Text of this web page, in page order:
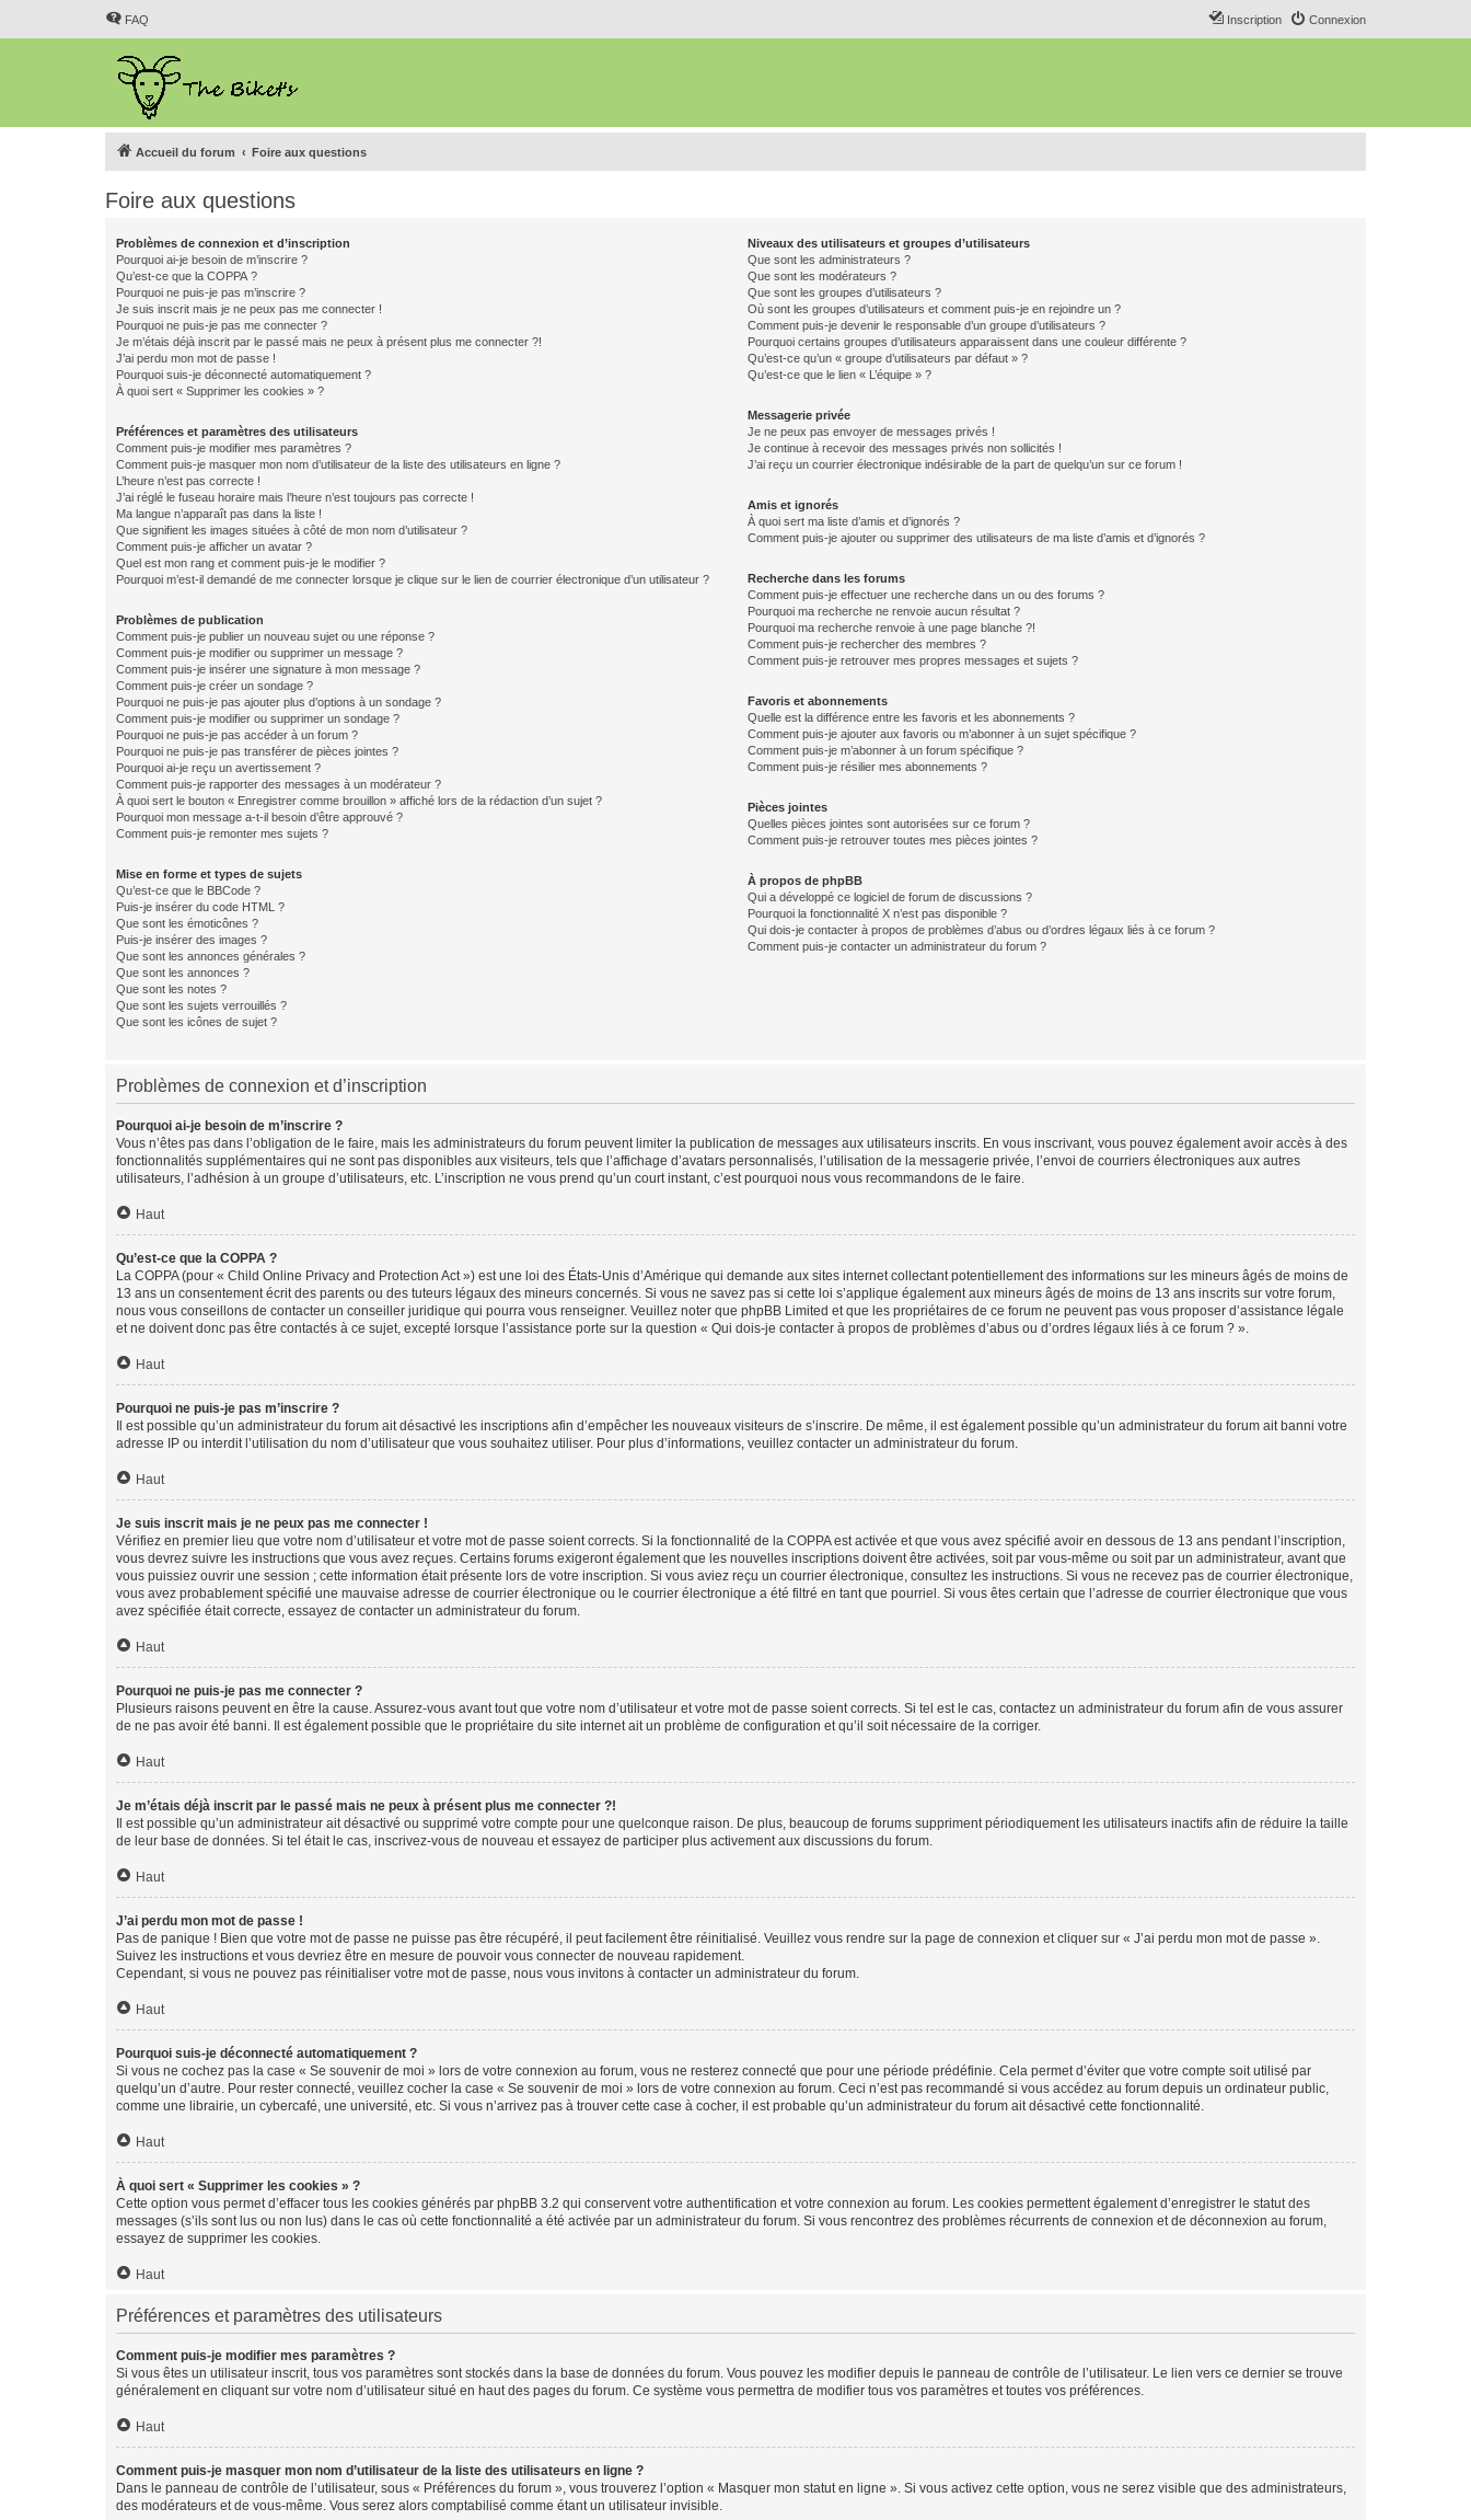
FAQ Connexion
Inscription
Accueil du forum Foire aux questions
Foire aux questions
Problèmes de connexion et d’inscription
Pourquoi ai-je besoin de m’inscrire ?
Qu’est-ce que la COPPA ?
Pourquoi ne puis-je pas m’inscrire ?
Je suis inscrit mais je ne peux pas me connecter !
Pourquoi ne puis-je pas me connecter ?
Je m’étais déjà inscrit par le passé mais ne peux à présent plus me connecter ?!
J’ai perdu mon mot de passe !
Pourquoi suis-je déconnecté automatiquement ?
À quoi sert « Supprimer les cookies » ?
Préférences et paramètres des utilisateurs
Comment puis-je modifier mes paramètres ?
Comment puis-je masquer mon nom d’utilisateur de la liste des utilisateurs en ligne ?
L’heure n’est pas correcte !
J’ai réglé le fuseau horaire mais l’heure n’est toujours pas correcte !
Ma langue n’apparaît pas dans la liste !
Que signifient les images situées à côté de mon nom d’utilisateur ?
Comment puis-je afficher un avatar ?
Quel est mon rang et comment puis-je le modifier ?
Pourquoi m’est-il demandé de me connecter lorsque je clique sur le lien de courrier électronique d’un utilisateur ?
Problèmes de publication
Comment puis-je publier un nouveau sujet ou une réponse ?
Comment puis-je modifier ou supprimer un message ?
Comment puis-je insérer une signature à mon message ?
Comment puis-je créer un sondage ?
Pourquoi ne puis-je pas ajouter plus d’options à un sondage ?
Comment puis-je modifier ou supprimer un sondage ?
Pourquoi ne puis-je pas accéder à un forum ?
Pourquoi ne puis-je pas transférer de pièces jointes ?
Pourquoi ai-je reçu un avertissement ?
Comment puis-je rapporter des messages à un modérateur ?
À quoi sert le bouton « Enregistrer comme brouillon » affiché lors de la rédaction d’un sujet ?
Pourquoi mon message a-t-il besoin d’être approuvé ?
Comment puis-je remonter mes sujets ?
Mise en forme et types de sujets
Qu’est-ce que le BBCode ?
Puis-je insérer du code HTML ?
Que sont les émoticônes ?
Puis-je insérer des images ?
Que sont les annonces générales ?
Que sont les annonces ?
Que sont les notes ?
Que sont les sujets verrouillés ?
Que sont les icônes de sujet ?
Niveaux des utilisateurs et groupes d’utilisateurs
Que sont les administrateurs ?
Que sont les modérateurs ?
Que sont les groupes d’utilisateurs ?
Où sont les groupes d’utilisateurs et comment puis-je en rejoindre un ?
Comment puis-je devenir le responsable d’un groupe d’utilisateurs ?
Pourquoi certains groupes d’utilisateurs apparaissent dans une couleur différente ?
Qu’est-ce qu’un « groupe d’utilisateurs par défaut » ?
Qu’est-ce que le lien « L’équipe » ?
Messagerie privée
Je ne peux pas envoyer de messages privés !
Je continue à recevoir des messages privés non sollicités !
J’ai reçu un courrier électronique indésirable de la part de quelqu’un sur ce forum !
Amis et ignorés
À quoi sert ma liste d’amis et d’ignorés ?
Comment puis-je ajouter ou supprimer des utilisateurs de ma liste d’amis et d’ignorés ?
Recherche dans les forums
Comment puis-je effectuer une recherche dans un ou des forums ?
Pourquoi ma recherche ne renvoie aucun résultat ?
Pourquoi ma recherche renvoie à une page blanche ?!
Comment puis-je rechercher des membres ?
Comment puis-je retrouver mes propres messages et sujets ?
Favoris et abonnements
Quelle est la différence entre les favoris et les abonnements ?
Comment puis-je ajouter aux favoris ou m’abonner à un sujet spécifique ?
Comment puis-je m’abonner à un forum spécifique ?
Comment puis-je résilier mes abonnements ?
Pièces jointes
Quelles pièces jointes sont autorisées sur ce forum ?
Comment puis-je retrouver toutes mes pièces jointes ?
À propos de phpBB
Qui a développé ce logiciel de forum de discussions ?
Pourquoi la fonctionnalité X n’est pas disponible ?
Qui dois-je contacter à propos de problèmes d’abus ou d’ordres légaux liés à ce forum ?
Comment puis-je contacter un administrateur du forum ?
Problèmes de connexion et d’inscription
Pourquoi ai-je besoin de m’inscrire ?
Vous n’êtes pas dans l’obligation de le faire, mais les administrateurs du forum peuvent limiter la publication de messages aux utilisateurs inscrits. En vous inscrivant, vous pouvez également avoir accès à des
fonctionnalités supplémentaires qui ne sont pas disponibles aux visiteurs, tels que l’affichage d’avatars personnalisés, l’utilisation de la messagerie privée, l’envoi de courriers électroniques aux autres
utilisateurs, l’adhésion à un groupe d’utilisateurs, etc. L’inscription ne vous prend qu’un court instant, c’est pourquoi nous vous recommandons de le faire.
Haut
Qu’est-ce que la COPPA ?
La COPPA (pour « Child Online Privacy and Protection Act ») est une loi des États-Unis d’Amérique qui demande aux sites internet collectant potentiellement des informations sur les mineurs âgés de moins de
13 ans un consentement écrit des parents ou des tuteurs légaux des mineurs concernés. Si vous ne savez pas si cette loi s’applique également aux mineurs âgés de moins de 13 ans inscrits sur votre forum,
nous vous conseillons de contacter un conseiller juridique qui pourra vous renseigner. Veuillez noter que phpBB Limited et que les propriétaires de ce forum ne peuvent pas vous proposer d’assistance légale
et ne doivent donc pas être contactés à ce sujet, excepté lorsque l’assistance porte sur la question « Qui dois-je contacter à propos de problèmes d’abus ou d’ordres légaux liés à ce forum ? ».
Haut
Pourquoi ne puis-je pas m’inscrire ?
Il est possible qu’un administrateur du forum ait désactivé les inscriptions afin d’empêcher les nouveaux visiteurs de s’inscrire. De même, il est également possible qu’un administrateur du forum ait banni votre
adresse IP ou interdit l’utilisation du nom d’utilisateur que vous souhaitez utiliser. Pour plus d’informations, veuillez contacter un administrateur du forum.
Haut
Je suis inscrit mais je ne peux pas me connecter !
Vérifiez en premier lieu que votre nom d’utilisateur et votre mot de passe soient corrects. Si la fonctionnalité de la COPPA est activée et que vous avez spécifié avoir en dessous de 13 ans pendant l’inscription,
vous devrez suivre les instructions que vous avez reçues. Certains forums exigeront également que les nouvelles inscriptions doivent être activées, soit par vous-même ou soit par un administrateur, avant que
vous puissiez ouvrir une session ; cette information était présente lors de votre inscription. Si vous aviez reçu un courrier électronique, consultez les instructions. Si vous ne recevez pas de courrier électronique,
vous avez probablement spécifié une mauvaise adresse de courrier électronique ou le courrier électronique a été filtré en tant que pourriel. Si vous êtes certain que l’adresse de courrier électronique que vous
avez spécifiée était correcte, essayez de contacter un administrateur du forum.
Haut
Pourquoi ne puis-je pas me connecter ?
Plusieurs raisons peuvent en être la cause. Assurez-vous avant tout que votre nom d’utilisateur et votre mot de passe soient corrects. Si tel est le cas, contactez un administrateur du forum afin de vous assurer
de ne pas avoir été banni. Il est également possible que le propriétaire du site internet ait un problème de configuration et qu’il soit nécessaire de la corriger.
Haut
Je m’étais déjà inscrit par le passé mais ne peux à présent plus me connecter ?!
Il est possible qu’un administrateur ait désactivé ou supprimé votre compte pour une quelconque raison. De plus, beaucoup de forums suppriment périodiquement les utilisateurs inactifs afin de réduire la taille
de leur base de données. Si tel était le cas, inscrivez-vous de nouveau et essayez de participer plus activement aux discussions du forum.
Haut
J’ai perdu mon mot de passe !
Pas de panique ! Bien que votre mot de passe ne puisse pas être récupéré, il peut facilement être réinitialisé. Veuillez vous rendre sur la page de connexion et cliquer sur « J’ai perdu mon mot de passe ».
Suivez les instructions et vous devriez être en mesure de pouvoir vous connecter de nouveau rapidement.
Cependant, si vous ne pouvez pas réinitialiser votre mot de passe, nous vous invitons à contacter un administrateur du forum.
Haut
Pourquoi suis-je déconnecté automatiquement ?
Si vous ne cochez pas la case « Se souvenir de moi » lors de votre connexion au forum, vous ne resterez connecté que pour une période prédéfinie. Cela permet d’éviter que votre compte soit utilisé par
quelqu’un d’autre. Pour rester connecté, veuillez cocher la case « Se souvenir de moi » lors de votre connexion au forum. Ceci n’est pas recommandé si vous accédez au forum depuis un ordinateur public,
comme une librairie, un cybercafé, une université, etc. Si vous n’arrivez pas à trouver cette case à cocher, il est probable qu’un administrateur du forum ait désactivé cette fonctionnalité.
Haut
À quoi sert « Supprimer les cookies » ?
Cette option vous permet d’effacer tous les cookies générés par phpBB 3.2 qui conservent votre authentification et votre connexion au forum. Les cookies permettent également d’enregistrer le statut des
messages (s’ils sont lus ou non lus) dans le cas où cette fonctionnalité a été activée par un administrateur du forum. Si vous rencontrez des problèmes récurrents de connexion et de déconnexion au forum,
essayez de supprimer les cookies.
Haut
Préférences et paramètres des utilisateurs
Comment puis-je modifier mes paramètres ?
Si vous êtes un utilisateur inscrit, tous vos paramètres sont stockés dans la base de données du forum. Vous pouvez les modifier depuis le panneau de contrôle de l’utilisateur. Le lien vers ce dernier se trouve
généralement en cliquant sur votre nom d’utilisateur situé en haut des pages du forum. Ce système vous permettra de modifier tous vos paramètres et toutes vos préférences.
Haut
Comment puis-je masquer mon nom d’utilisateur de la liste des utilisateurs en ligne ?
Dans le panneau de contrôle de l’utilisateur, sous « Préférences du forum », vous trouverez l’option « Masquer mon statut en ligne ». Si vous activez cette option, vous ne serez visible que des administrateurs,
des modérateurs et de vous-même. Vous serez alors comptabilisé comme étant un utilisateur invisible.